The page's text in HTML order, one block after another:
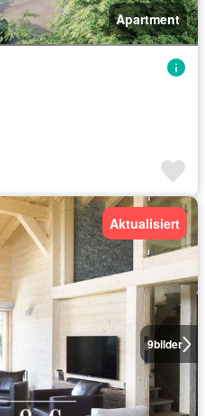
Apartment
9bilder
Aktualisiert